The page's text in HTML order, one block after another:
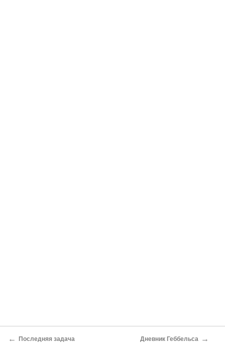
← Последняя задача Дневник Геббельса →